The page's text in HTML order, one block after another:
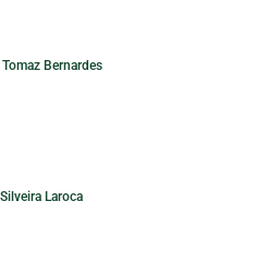
Bernardes
Laroca